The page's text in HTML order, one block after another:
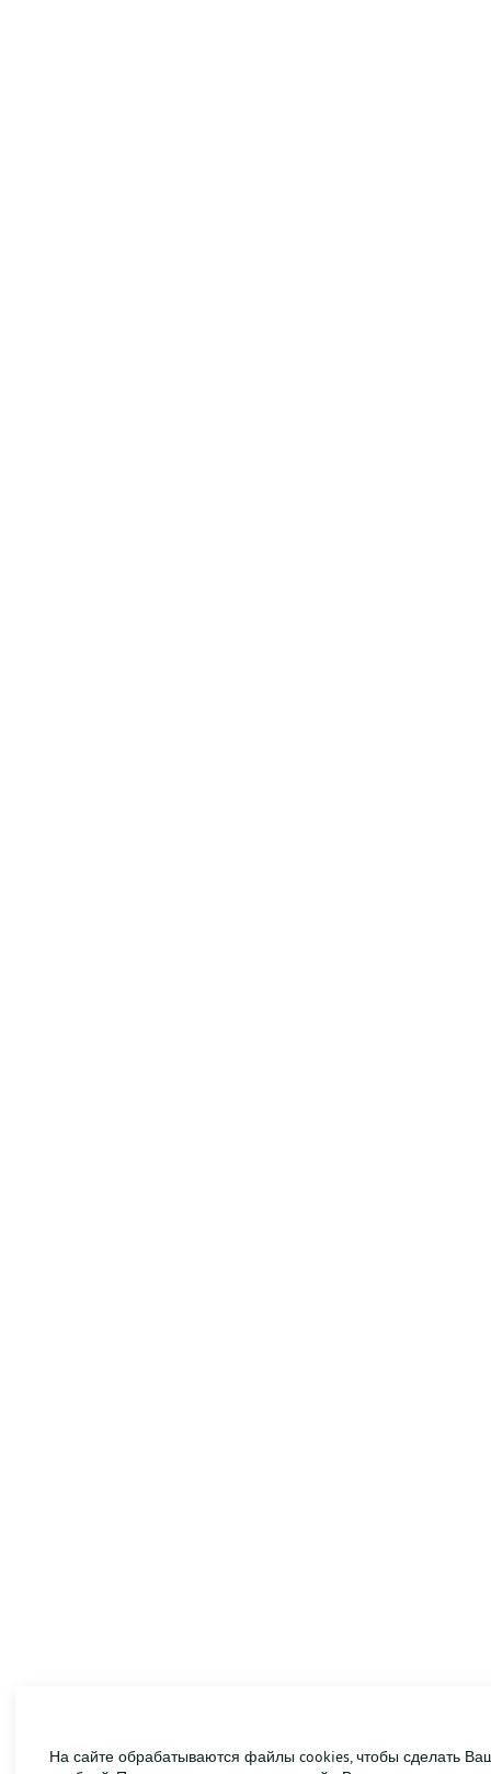
На сайте обрабатываются файлы cookies, чтобы сделать